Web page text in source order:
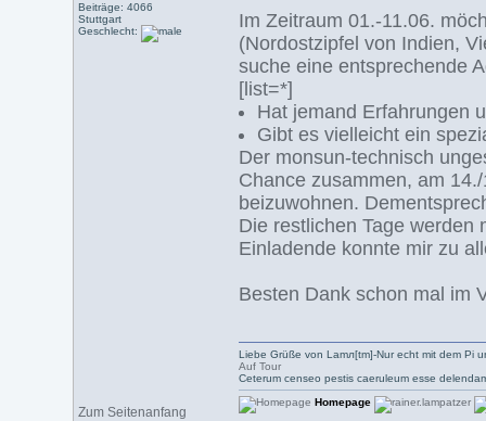
Beiträge: 4066
Stuttgart
Geschlecht:
Im Zeitraum 01.-11.06.
(Nordostzipfel von Indien,
suche eine entsprechende
[list=*]
Hat jemand Erfahrungen
Gibt es vielleicht ein
Der monsun-technisch
Chance zusammen, am
beizuwohnen.
Die restlichen Tage werden
Einladende konnte mir zu
Besten Dank schon mal im
Zum Seitenanfang
Liebe Grüße von Lamл[tm]-Nur echt mit dem Pi
Auf Tour
Ceterum censeo pestis caeruleum esse
Homepage